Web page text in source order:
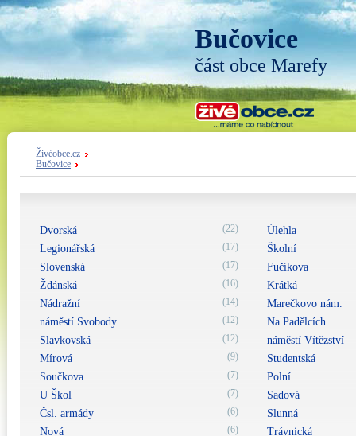
Bučovice
část obce Marefy
Živéobce.cz
Bučovice
Dvorská (22)
Legionářská (17)
Slovenská (17)
Ždánská (16)
Nádražní (14)
náměstí Svobody (12)
Slavkovská (12)
Mírová (9)
Součkova (7)
U Škol (7)
Čsl. armády (6)
Nová (6)
Úlehla
Školní
Fučíkova
Krátká
Marečkovo nám.
Na Padělcích
náměstí Vítězství
Studentská
Polní
Sadová
Slunná
Trávnická